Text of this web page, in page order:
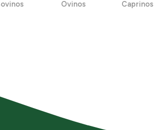
Ovinos Caprinos